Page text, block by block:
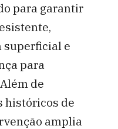
para garantir
superficial e
para
de
históricos de
amplia